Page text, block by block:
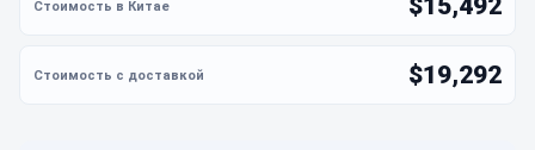
$19,292